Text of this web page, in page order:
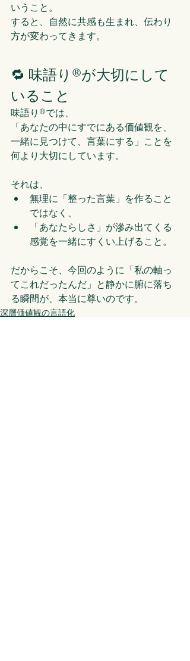
いうこと。
すると、自然に共感も生まれ、伝わり
方が変わってきます。
🔁 味語り®が大切にして
いること
味語り®では、
「あなたの中にすでにある価値観を、
一緒に見つけて、言葉にする」ことを
何より大切にしています。
それは、
無理に「整った言葉」を作ること
ではなく、
「あなたらしさ」が滲み出てくる
感覚を一緒にすくい上げること。
だからこそ、今回のように「私の軸っ
てこれだったんだ」と静かに腑に落ち
る瞬間が、本当に尊いのです。
深層価値観の言語化